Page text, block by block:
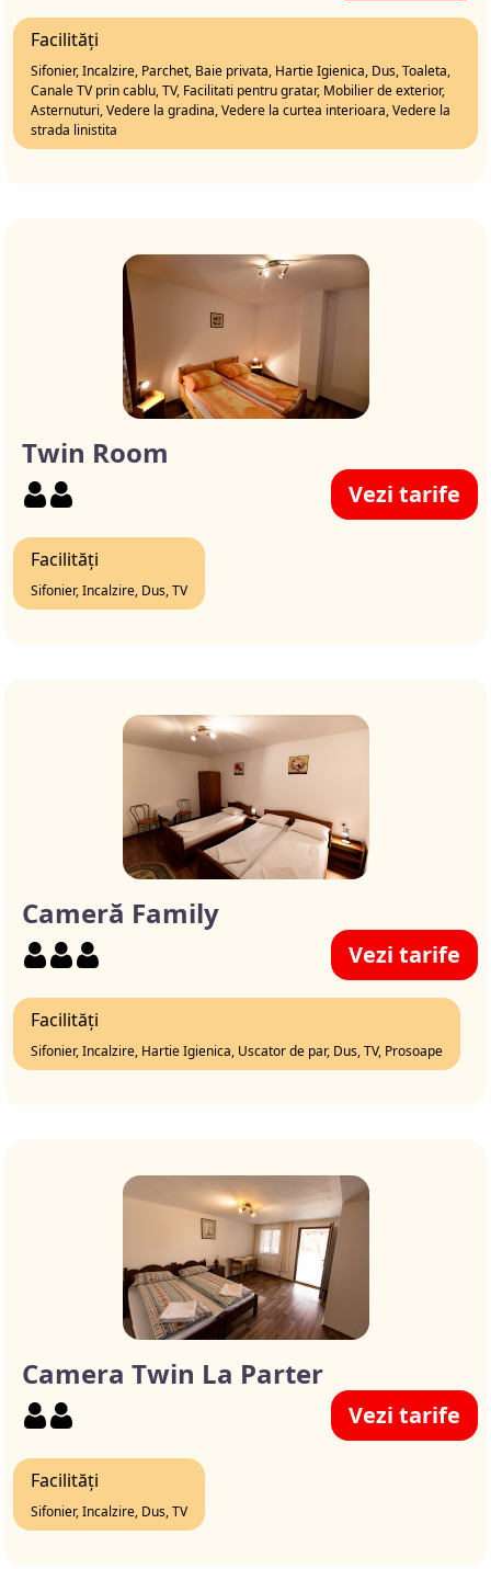
Facilități
Sifonier, Incalzire, Parchet, Baie privata, Hartie Igienica, Dus, Toaleta,
Canale TV prin cablu, TV, Facilitati pentru gratar, Mobilier de exterior,
Asternuturi, Vedere la gradina, Vedere la curtea interioara, Vedere la
strada linistita
Twin Room
Vezi tarife
Facilități
Sifonier, Incalzire, Dus, TV
Cameră Family
Vezi tarife
Facilități
Sifonier, Incalzire, Hartie Igienica, Uscator de par, Dus, TV, Prosoape
Camera Twin La Parter
Vezi tarife
Facilități
Sifonier, Incalzire, Dus, TV